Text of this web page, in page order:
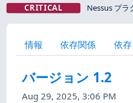
CRITICAL Nessus プ
情報 依存関係 依存
バージョン 1.2
Aug 29, 2025, 3:06 PM